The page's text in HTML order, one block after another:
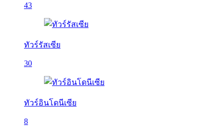
43
ทัวร์รัสเซีย
30
ทัวร์อินโดนีเซีย
8